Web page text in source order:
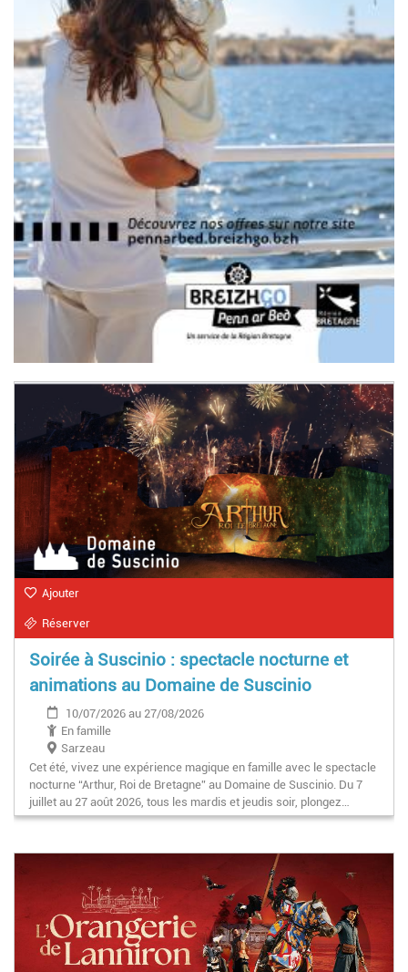
Ajouter
Réserver
Soirée à Suscinio : spectacle nocturne et
animations au Domaine de Suscinio
10/07/2026 au 27/08/2026
En famille
Sarzeau
Cet été, vivez une expérience magique en famille avec le spectacle
nocturne “Arthur, Roi de Bretagne” au Domaine de Suscinio. Du 7
juillet au 27 août 2026, tous les mardis et jeudis soir, plongez…